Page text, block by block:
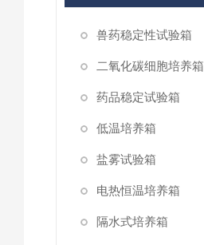
兽药稳定性试验箱
二氧化碳细胞培养箱
药品稳定试验箱
低温培养箱
盐雾试验箱
电热恒温培养箱
隔水式培养箱